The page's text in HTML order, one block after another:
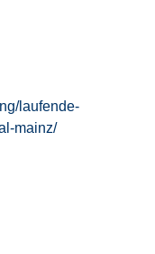
laufende-
mainz/